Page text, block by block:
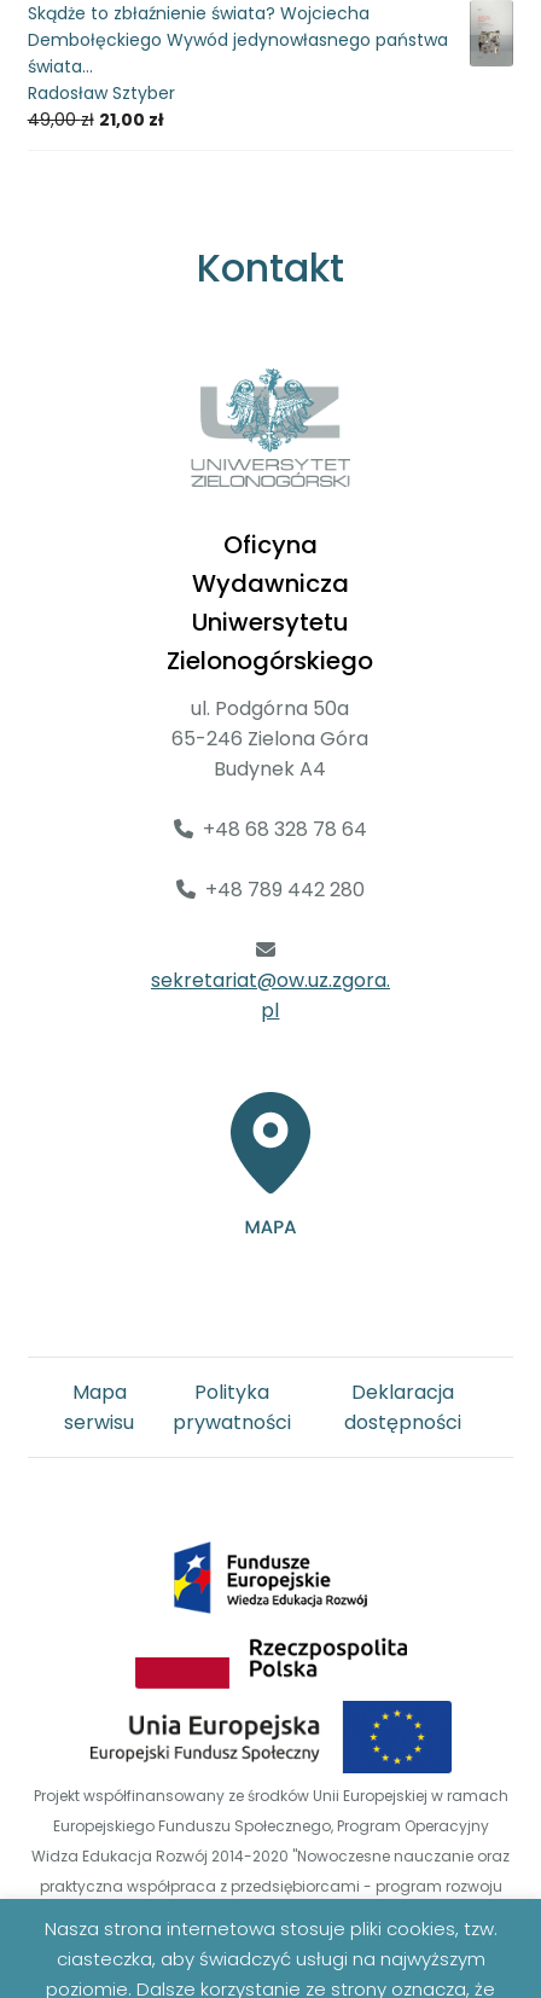
Skądże to zbłaźnienie świata? Wojciecha
Dembołęckiego Wywód jedynowłasnego państwa
świata...
Radosław Sztyber
49,00zł 21,00 zł
Kontakt
Oficyna
Wydawnicza
Uniwersytetu
Zielonogórskiego
ul. Podgórna 50a
65-246 Zielona Góra
Budynek A4
+48 68 328 78 64
+48 789 442 280
sekretariat@ow.uz.zgora.
pl
Mapa
serwisu
Polityka
prywatności
Deklaracja
dostępności
Projekt współfinansowany ze środków Unii Europejskiej w ramach
Europejskiego Funduszu Społecznego, Program Operacyjny
Widza Edukacja Rozwój 2014-2020 "Nowoczesne nauczanie oraz
praktyczna współpraca z przedsiębiorcami - program rozwoju
Nasza strona internetowa stosuje pliki cookies, tzw.
ciasteczka, aby świadczyć usługi na najwyższym
poziomie. Dalsze korzystanie ze strony oznacza, że